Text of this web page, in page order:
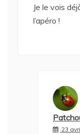
Je le vois
l’apéro !
23